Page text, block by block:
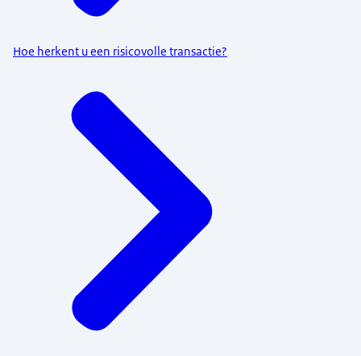
Hoe herkent u een risicovolle transactie?